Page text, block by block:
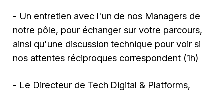
- Un entretien avec l'un de nos Managers de
notre pôle, pour échanger sur votre parcours,
ainsi qu'une discussion technique pour voir si
nos attentes réciproques correspondent (1h)
- Le Directeur de Tech Digital & Platforms,